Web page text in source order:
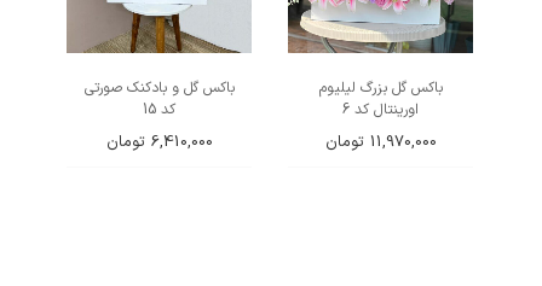
باکس گل و بادکنک صورتی
کد 15
6,410,000 تومان
باکس گل بزرگ لیلیوم
اورینتال کد 6
11,970,000 تومان